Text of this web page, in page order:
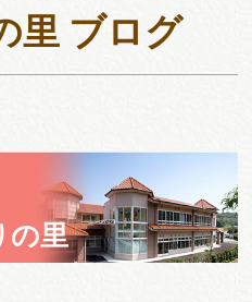
里 ブログ
の里